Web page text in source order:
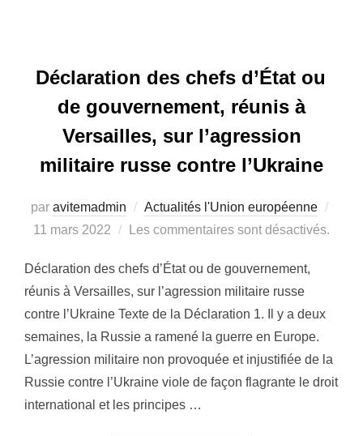
Déclaration des chefs d’État ou
de gouvernement, réunis à
Versailles, sur l’agression
militaire russe contre l’Ukraine
par avitemadmin Actualités l'Union européenne
11 mars 2022 Les commentaires sont désactivés.
Déclaration des chefs d’État ou de gouvernement,
réunis à Versailles, sur l’agression militaire russe
contre l’Ukraine Texte de la Déclaration 1. Il y a deux
semaines, la Russie a ramené la guerre en Europe.
L’agression militaire non provoquée et injustifiée de la
Russie contre l’Ukraine viole de façon flagrante le droit
international et les principes …